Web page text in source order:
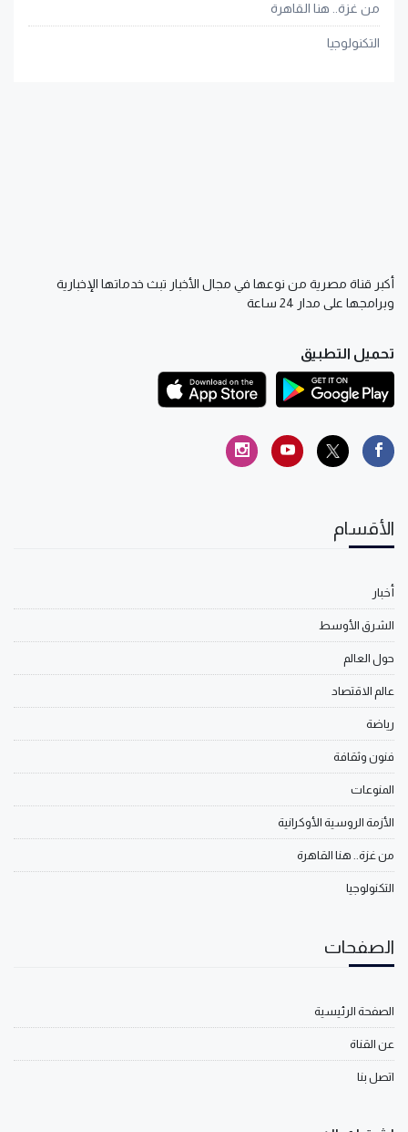
من غزة.. هنا القاهرة
التكنولوجيا
أكبر قناة مصرية من نوعها في مجال الأخبار تبث خدماتها الإخبارية
وبرامجها على مدار 24 ساعة
تحميل التطبيق
الأقسام
أخبار
الشرق الأوسط
حول العالم
عالم الاقتصاد
رياضة
فنون وثقافة
المنوعات
الأزمة الروسية الأوكرانية
من غزة.. هنا القاهرة
التكنولوجيا
الصفحات
الصفحة الرئيسية
عن القناة
اتصل بنا